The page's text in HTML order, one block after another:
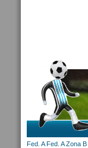
Fed. A Fed. A Zona B